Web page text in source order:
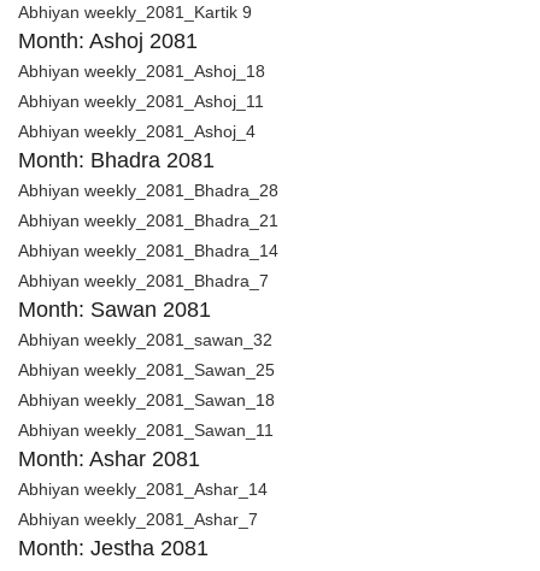
Abhiyan weekly_2081_Kartik 9
Month: Ashoj 2081
Abhiyan weekly_2081_Ashoj_18
Abhiyan weekly_2081_Ashoj_11
Abhiyan weekly_2081_Ashoj_4
Month: Bhadra 2081
Abhiyan weekly_2081_Bhadra_28
Abhiyan weekly_2081_Bhadra_21
Abhiyan weekly_2081_Bhadra_14
Abhiyan weekly_2081_Bhadra_7
Month: Sawan 2081
Abhiyan weekly_2081_sawan_32
Abhiyan weekly_2081_Sawan_25
Abhiyan weekly_2081_Sawan_18
Abhiyan weekly_2081_Sawan_11
Month: Ashar 2081
Abhiyan weekly_2081_Ashar_14
Abhiyan weekly_2081_Ashar_7
Month: Jestha 2081